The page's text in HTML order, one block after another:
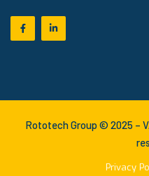
Rototech Group © 2025 –
Privacy